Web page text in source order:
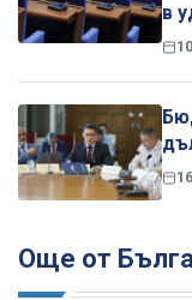
в
Още от